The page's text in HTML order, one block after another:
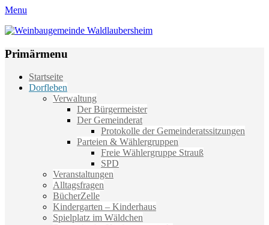
Menu
Weinbaugemeinde Waldlaubersheim
Primärmenu
Weiter
zum
Startseite
Dorfleben
Verwaltung
Der Bürgermeister
Der Gemeinderat
Protokolle der Gemeinderatssitzungen
Parteien & Wählergruppen
Freie Wählergruppe Strauß
SPD
Veranstaltungen
Alltagsfragen
BücherZelle
Kindergarten – Kinderhaus
Spielplatz im Wäldchen